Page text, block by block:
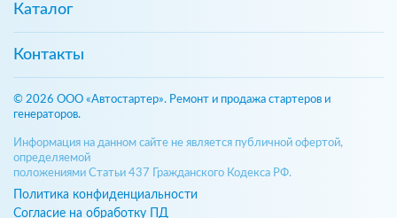
Каталог
Контакты
© 2026 ООО «Автостартер». Ремонт и продажа стартеров и
генераторов.
Информация на данном сайте не является публичной офертой,
определяемой
положениями Статьи 437 Гражданского Кодекса РФ.
Политика конфиденциальности
Согласие на обработку ПД